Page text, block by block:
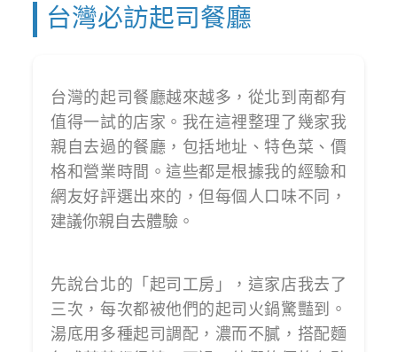
台灣必訪起司餐廳
台灣的起司餐廳越來越多，從北到南都有
值得一試的店家。我在這裡整理了幾家我
親自去過的餐廳，包括地址、特色菜、價
格和營業時間。這些都是根據我的經驗和
網友好評選出來的，但每個人口味不同，
建議你親自去體驗。
先說台北的「起司工房」，這家店我去了
三次，每次都被他們的起司火鍋驚豔到。
湯底用多種起司調配，濃而不膩，搭配麵